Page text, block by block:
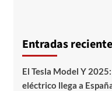
Entradas
El Tesla Model Y
eléctrico llega a